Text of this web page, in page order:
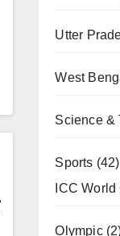
Utter
West
Science &
Sports (42)
ICC World
Olympic